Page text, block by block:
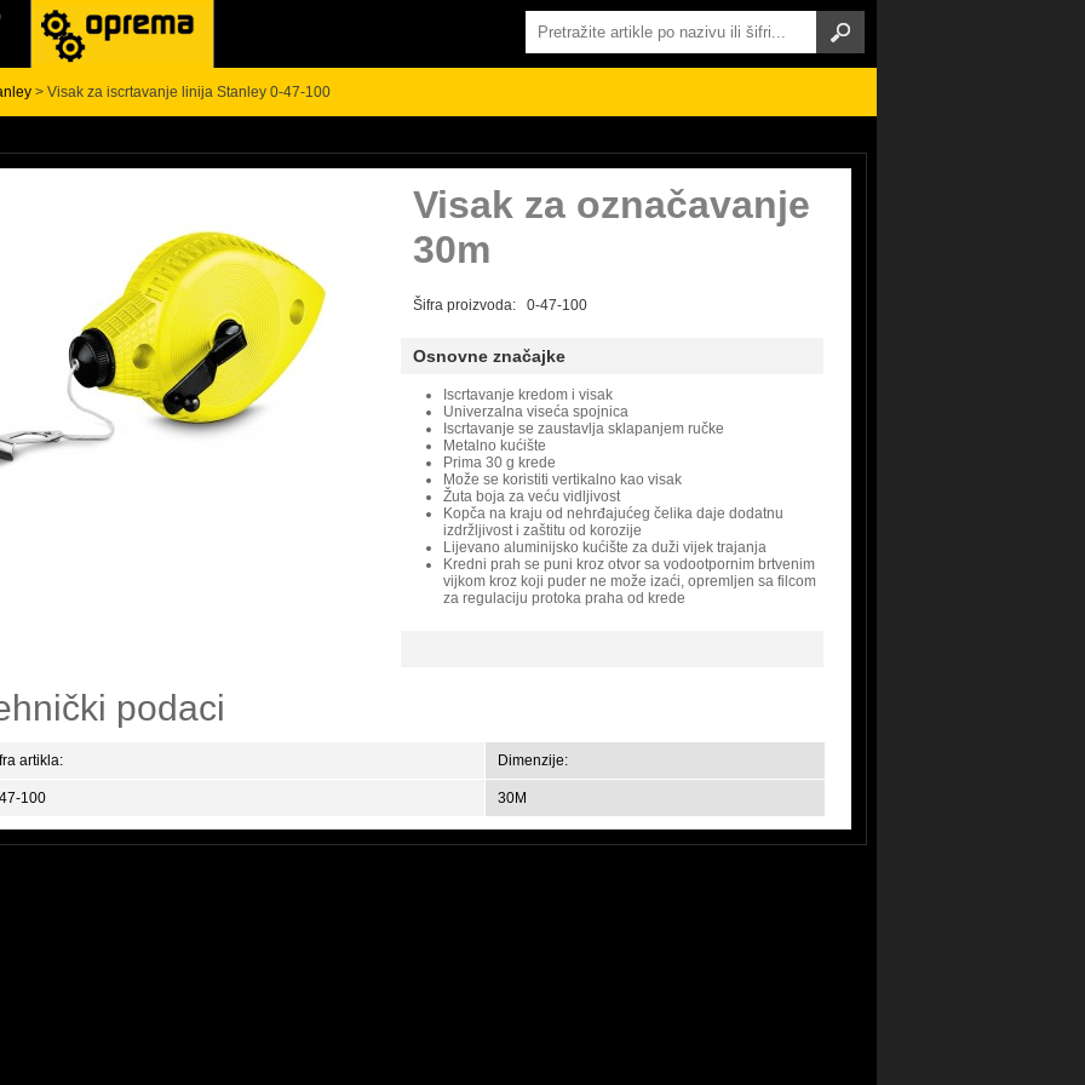
> Visak za iscrtavanje linija Stanley 0-47-100
Visak za označavanje
30m
Šifra proizvoda: 0-47-100
Osnovne značajke
Iscrtavanje kredom i visak
Univerzalna viseća spojnica
Iscrtavanje se zaustavlja sklapanjem ručke
Metalno kućište
Prima 30 g krede
Može se koristiti vertikalno kao visak
Žuta boja za veću vidljivost
Kopča na kraju od nehrđajućeg čelika daje dodatnu
izdržljivost i zaštitu od korozije
Lijevano aluminijsko kućište za duži vijek trajanja
Kredni prah se puni kroz otvor sa vodootpornim brtvenim
vijkom kroz koji puder ne može izaći, opremljen sa filcom
za regulaciju protoka praha od krede
podaci
artikla: Dimenzije:
100 30M